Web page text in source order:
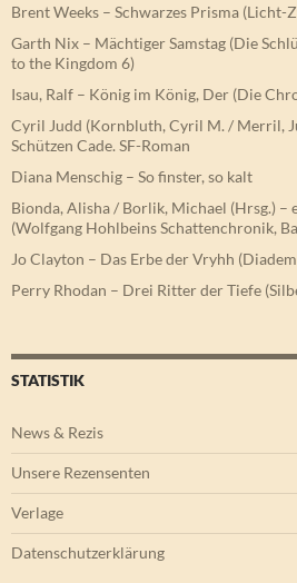
Brent Weeks – Schwarzes Prisma (Licht-
Garth Nix – Mächtiger Samstag (Die
to the Kingdom 6)
Isau, Ralf – König im König, Der (Die
Cyril Judd (Kornbluth, Cyril M. / Merril,
Schützen Cade. SF-Roman
Diana Menschig – So finster, so kalt
Bionda, Alisha / Borlik, Michael (Hrsg.) –
(Wolfgang Hohlbeins Schattenchronik,
Jo Clayton – Das Erbe der Vryhh
Perry Rhodan – Drei Ritter der Tiefe
STATISTIK
News & Rezis
Unsere Rezensenten
Verlage
Datenschutzerklärung